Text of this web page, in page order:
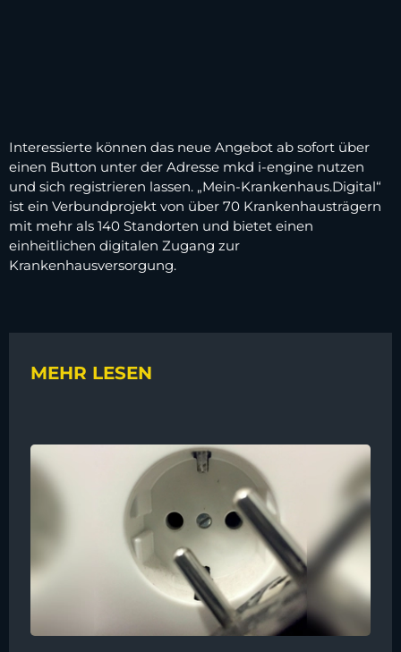
Interessierte können das neue Angebot ab sofort über
einen Button unter der Adresse mkd i-engine nutzen
und sich registrieren lassen. „Mein-Krankenhaus.Digital“
ist ein Verbundprojekt von über 70 Krankenhausträgern
mit mehr als 140 Standorten und bietet einen
einheitlichen digitalen Zugang zur
Krankenhausversorgung.
MEHR LESEN